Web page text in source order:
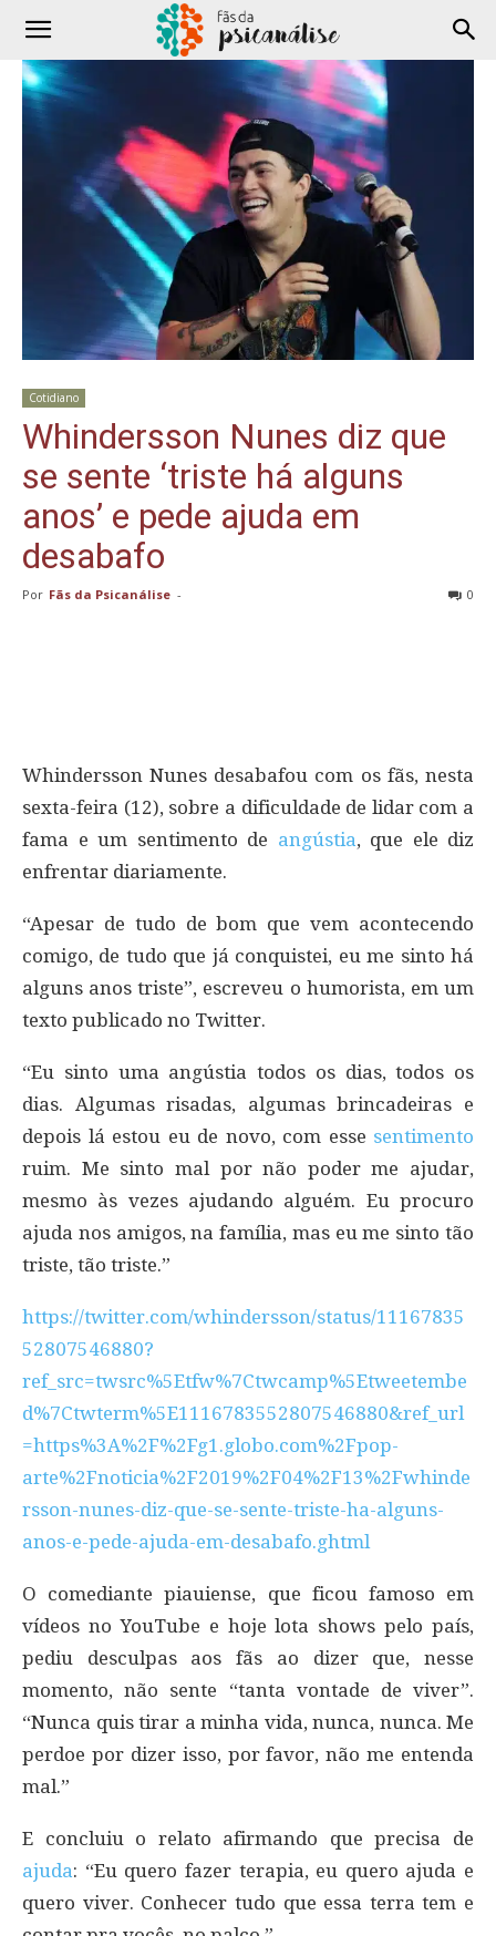
Cotidiano
Whindersson Nunes diz que
se sente ‘triste há alguns
anos’ e pede ajuda em
desabafo
Por Fãs da Psicanálise - 0
Whindersson Nunes desabafou com os fãs, nesta
sexta-feira (12), sobre a dificuldade de lidar com a
fama e um sentimento de angústia, que ele diz
enfrentar diariamente.
“Apesar de tudo de bom que vem acontecendo
comigo, de tudo que já conquistei, eu me sinto há
alguns anos triste”, escreveu o humorista, em um
texto publicado no Twitter.
“Eu sinto uma angústia todos os dias, todos os
dias. Algumas risadas, algumas brincadeiras e
depois lá estou eu de novo, com esse sentimento
ruim. Me sinto mal por não poder me ajudar,
mesmo às vezes ajudando alguém. Eu procuro
ajuda nos amigos, na família, mas eu me sinto tão
triste, tão triste.”
https://twitter.com/whindersson/status/11167835
52807546880?
ref_src=twsrc%5Etfw%7Ctwcamp%5Etweetembe
d%7Ctwterm%5E1116783552807546880&ref_url
=https%3A%2F%2Fg1.globo.com%2Fpop-
arte%2Fnoticia%2F2019%2F04%2F13%2Fwhinde
rsson-nunes-diz-que-se-sente-triste-ha-alguns-
anos-e-pede-ajuda-em-desabafo.ghtml
O comediante piauiense, que ficou famoso em
vídeos no YouTube e hoje lota shows pelo país,
pediu desculpas aos fãs ao dizer que, nesse
momento, não sente “tanta vontade de viver”.
“Nunca quis tirar a minha vida, nunca, nunca. Me
perdoe por dizer isso, por favor, não me entenda
mal.”
E concluiu o relato afirmando que precisa de
ajuda: “Eu quero fazer terapia, eu quero ajuda e
quero viver. Conhecer tudo que essa terra tem e